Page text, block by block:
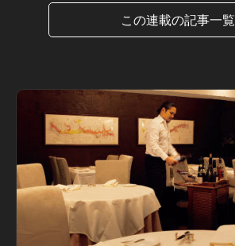
この連載の記事一覧